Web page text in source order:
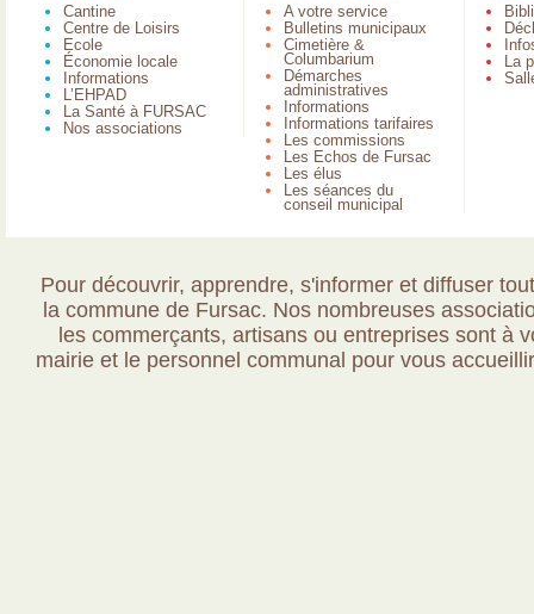
Cantine
Centre de Loisirs
Ecole
Économie locale
Informations
L’EHPAD
La Santé à FURSAC
Nos associations
A votre service
Bulletins municipaux
Cimetière &
Columbarium
Démarches
administratives
Informations
Informations tarifaires
Les commissions
Les Echos de Fursac
Les élus
Les séances du
conseil municipal
La
Pour découvrir, apprendre, s'informer et diffuser
la commune de Fursac. Nos nombreuses
les commerçants, artisans ou entreprises sont à
mairie et le personnel communal pour vous